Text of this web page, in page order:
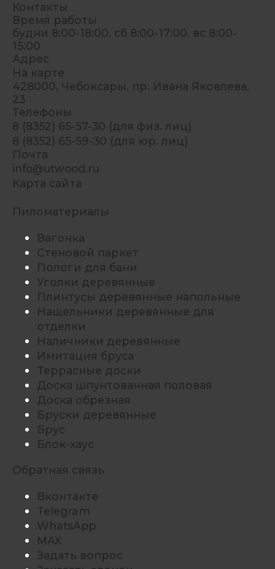
Контакты
Время работы
будни 8:00-18:00, сб 8:00-17:00, вс 8:00-
15:00
Адрес
На карте
428000, Чебоксары, пр. Ивана Яковлева,
23
Телефоны
8 (8352) 65-57-30 (для физ. лиц)
8 (8352) 65-59-30 (для юр. лиц)
Почта
info@utwood.ru
Карта сайта
Пиломатериалы
Вагонка
Стеновой паркет
Пологи для бани
Уголки деревянные
Плинтусы деревянные напольные
Нащельники деревянные для
отделки
Наличники деревянные
Имитация бруса
Террасные доски
Доска шпунтованная половая
Доска обрезная
Бруски деревянные
Брус
Блок-хаус
Обратная связь
Вконтакте
Telegram
WhatsApp
MAX
Задать вопрос